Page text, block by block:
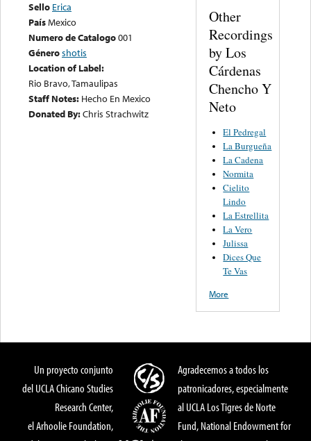
Sello Erica
PaísMexico
Numero de Catalogo001
Géneroshotis
Location of Label:
Rio Bravo, Tamaulipas
Staff Notes: Hecho En Mexico
Donated By:Chris Strachwitz
Other
Recordings
by Los
Cárdenas
Chencho Y
Neto
El Pedregal
La Burgueña
La Cadena
Normita
Cielito
Lindo
La Estrellita
La Vero
Julissa
Dices Que
Te Vas
More
Un proyecto conjunto
del UCLA Chicano Studies
Research Center,
el Arhoolie Foundation,
Agradecemos a todos los
patronicadores, especialmente
al UCLA Los Tigres de Norte
Fund, National Endowment for